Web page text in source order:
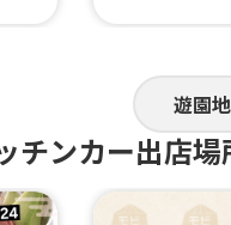
遊園
チンカー出店場